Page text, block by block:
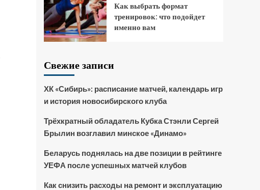
Как выбрать формат
тренировок: что подойдет
именно вам
Свежие записи
ХК «Сибирь»: расписание матчей, календарь игр
и история новосибирского клуба
Трёхкратный обладатель Кубка Стэнли Сергей
Брылин возглавил минское «Динамо»
Беларусь поднялась на две позиции в рейтинге
УЕФА после успешных матчей клубов
Как снизить расходы на ремонт и эксплуатацию